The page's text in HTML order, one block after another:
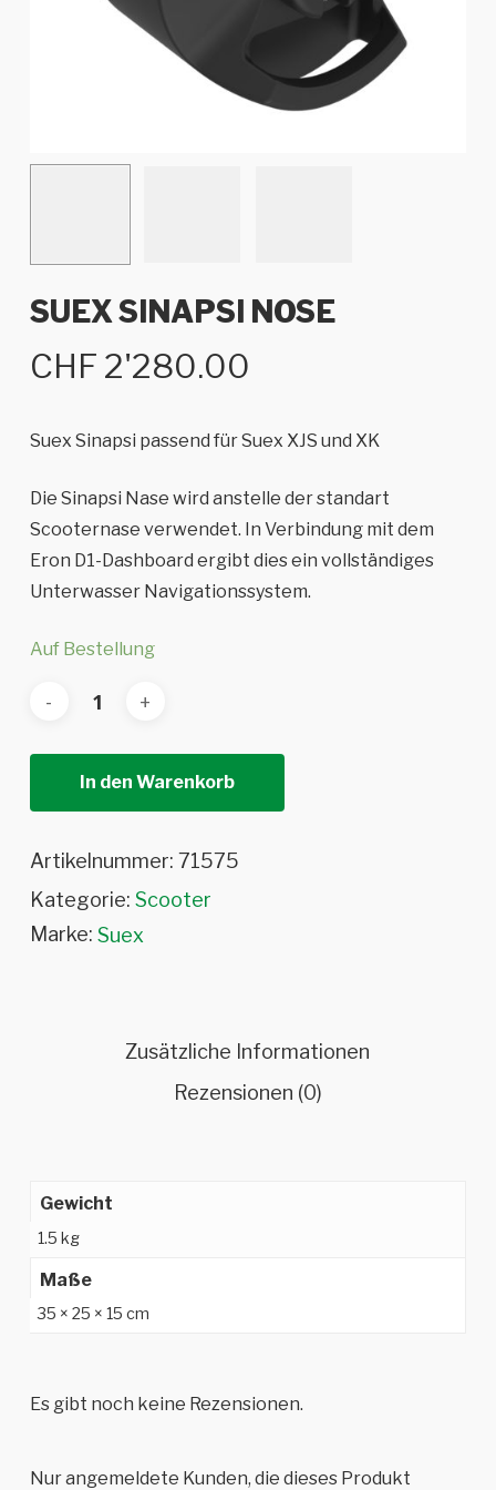
SUEX SINAPSI NOSE
CHF 2'280.00
Suex Sinapsi passend für Suex XJS und XK
Die Sinapsi Nase wird anstelle der standart
Scooternase verwendet. In Verbindung mit dem
Eron D1-Dashboard ergibt dies ein vollständiges
Unterwasser Navigationssystem.
Auf Bestellung
In den Warenkorb
Artikelnummer: 71575
Kategorie: Scooter
Marke: Suex
Zusätzliche Informationen
Rezensionen (0)
Gewicht
1.5 kg
Maße
35 × 25 × 15 cm
Es gibt noch keine Rezensionen.
Nur angemeldete Kunden, die dieses Produkt